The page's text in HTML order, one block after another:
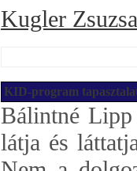
Kugler
KID-program
Bálintné Lipp
látja és